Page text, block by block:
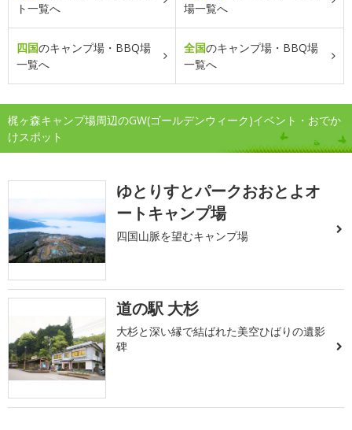
ト一覧へ
場一覧へ
四国のキャンプ場・BBQ場
一覧へ
全国のキャンプ場・BBQ場
一覧へ
梶ヶ森キャンプ場周辺のGW(ゴールデンウィーク)イベント・おでか
けスポット
ゆとりすとパークおおとよオ
ートキャンプ場
四国山脈を望むキャンプ場
道の駅 大杉
大杉と深い縁で結ばれた美空ひばりの遺影
碑